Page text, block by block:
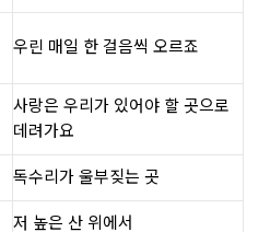
우린 매일 한 걸음씩 오르죠
사랑은 우리가 있어야 할 곳으로
데려가요
독수리가 울부짖는 곳
저 높은 산 위에서